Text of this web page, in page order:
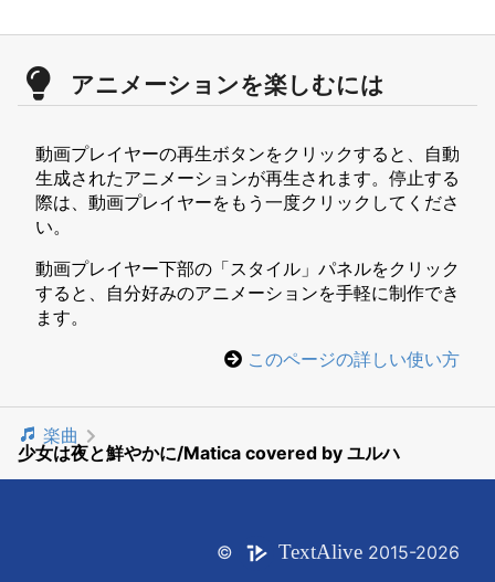
アニメーションを楽しむには
動画プレイヤーの再生ボタンをクリックすると、自動
生成されたアニメーションが再生されます。停止する
際は、動画プレイヤーをもう一度クリックしてくださ
い。
動画プレイヤー下部の「スタイル」パネルをクリック
すると、自分好みのアニメーションを手軽に制作でき
ます。
このページの詳しい使い方
楽曲
少女は夜と鮮やかに/Matica covered by ユルハ
© TextAlive 2015-2026